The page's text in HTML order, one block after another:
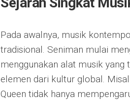
Pada awalnya, musik
tradisional. Seniman mulai
menggunakan alat musik yang
elemen dari kultur global.
Queen tidak hanya